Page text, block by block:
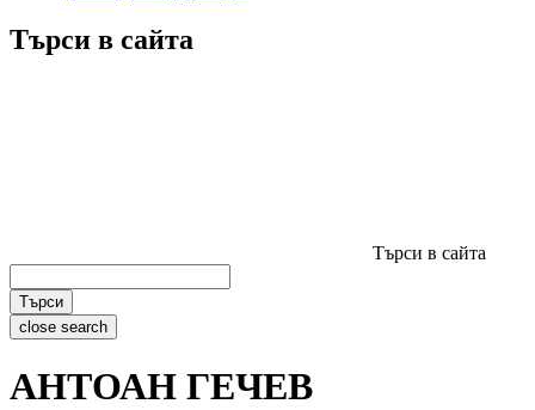
Търси в сайта
Търси в сайта
Търси
close search
АНТОАН ГЕЧЕВ